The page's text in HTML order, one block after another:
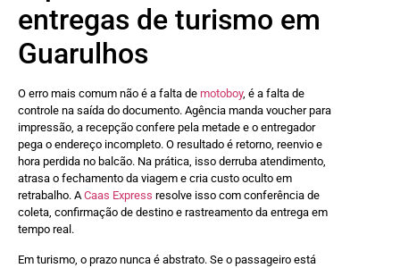
entregas de turismo em
Guarulhos
O erro mais comum não é a falta de motoboy, é a falta de
controle na saída do documento. Agência manda voucher para
impressão, a recepção confere pela metade e o entregador
pega o endereço incompleto. O resultado é retorno, reenvio e
hora perdida no balcão. Na prática, isso derruba atendimento,
atrasa o fechamento da viagem e cria custo oculto em
retrabalho. ACaas Express resolve isso com conferência de
coleta, confirmação de destino e rastreamento da entrega em
tempo real.
Em turismo, o prazo nunca é abstrato. Se o passageiro está